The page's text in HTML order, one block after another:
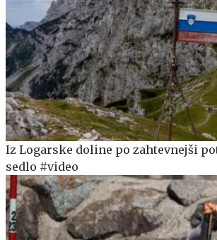
Iz Logarske doline po zahtevnejši
sedlo #video